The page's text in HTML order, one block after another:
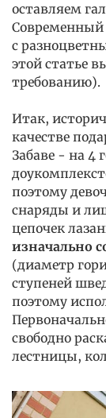
оставляем
с
этой статье
требованию).
Итак,
качестве
Забаве - на 4
поэтому
снаряды и
цепочек
изначально
(диаметр
ступеней
поэтому
свободно
лестницы,